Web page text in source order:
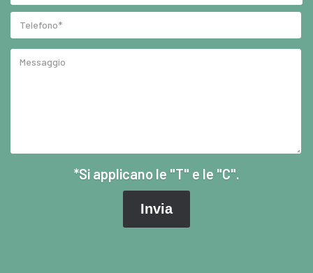
*Si applicano le "T" e le "C".